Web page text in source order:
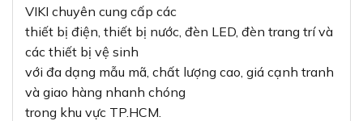
VIKI chuyên cung cấp các
thiết bị điện, thiết bị nước, đèn LED, đèn trang trí và
các thiết bị vệ sinh
với đa dạng mẫu mã, chất lượng cao, giá cạnh tranh
và giao hàng nhanh chóng
trong khu vực TP.HCM.